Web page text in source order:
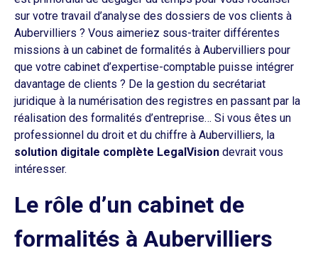
sur votre travail d’analyse des dossiers de vos clients à
Aubervilliers ? Vous aimeriez sous-traiter différentes
missions à un cabinet de formalités à Aubervilliers pour
que votre cabinet d’expertise-comptable puisse intégrer
davantage de clients ? De la gestion du secrétariat
juridique à la numérisation des registres en passant par la
réalisation des formalités d’entreprise… Si vous êtes un
professionnel du droit et du chiffre à Aubervilliers, la
solution digitale complète LegalVision devrait vous
intéresser.
Le rôle d’un cabinet de
formalités à Aubervilliers